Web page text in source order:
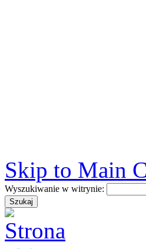
Skip to Main
Wyszukiwanie w witrynie: